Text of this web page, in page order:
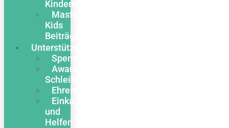
Kindern
Masto
Kids
Beiträge
Unterstützen
Spenden
Awareness
Schleife
Ehrenamt
Einkaufen
und
Helfen